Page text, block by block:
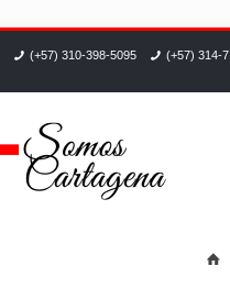
(+57) 310-398-5095 (+57) 314-